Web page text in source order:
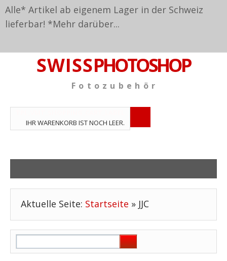
Alle* Artikel ab eigenem Lager in der Schweiz
lieferbar! *Mehr darüber...
S W I S SPHOTOSHOP
F o t o z u b e h ö r
IHR WARENKORB IST NOCH LEER.
Aktuelle Seite: Startseite » JJC